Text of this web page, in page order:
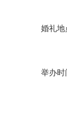
婚礼地
举办时